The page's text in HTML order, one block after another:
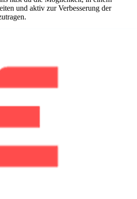
und aktiv zur Verbesserung der